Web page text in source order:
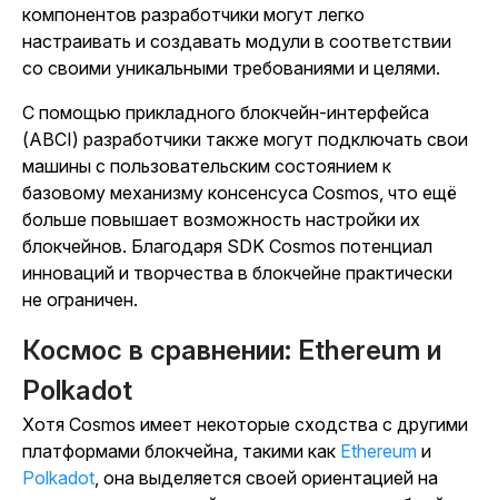
компонентов разработчики могут легко
настраивать и создавать модули в соответствии
со своими уникальными требованиями и целями.
С помощью прикладного блокчейн-интерфейса
(ABCI) разработчики также могут подключать свои
машины с пользовательским состоянием к
базовому механизму консенсуса Cosmos, что ещё
больше повышает возможность настройки их
блокчейнов. Благодаря SDK Cosmos потенциал
инноваций и творчества в блокчейне практически
не ограничен.
Космос в сравнении: Ethereum и
Polkadot
Хотя Cosmos имеет некоторые сходства с другими
платформами блокчейна, такими как Ethereum и
Polkadot, она выделяется своей ориентацией на